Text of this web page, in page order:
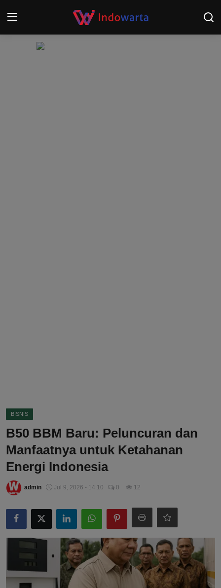
BISNIS
B50 BBM Baru: Peluncuran dan
Manfaatnya untuk Ketahanan
Energi Indonesia
admin Jul 9, 2026 - 14:10 0 12